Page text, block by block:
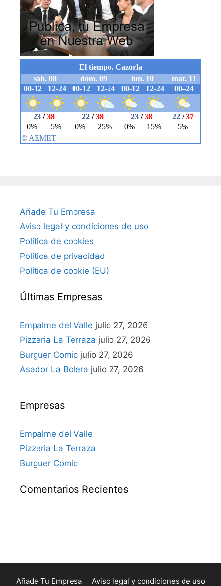
Añade Tu Empresa
Aviso legal y condiciones de uso
Política de cookies
Política de privacidad
Política de cookie (EU)
Últimas Empresas
Empalme del Valle julio 27, 2026
Pizzeria La Terraza julio 27, 2026
Burguer Comic julio 27, 2026
Asador La Bolera julio 27, 2026
Empresas
Empalme del Valle
Pizzeria La Terraza
Burguer Comic
Comentarios Recientes
Añade Tu Empresa Aviso legal y condiciones de uso